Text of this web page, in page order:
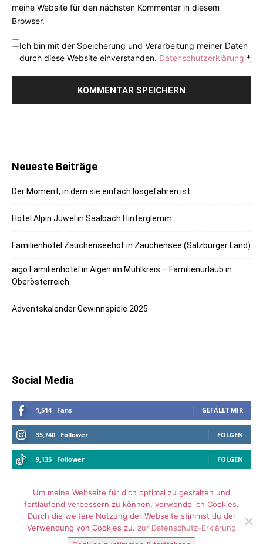
meine Website für den nächsten Kommentar in diesem
Browser.
Ich bin mit der Speicherung und Verarbeitung meiner Daten
durch diese Website einverstanden. Datenschutzerklärung *
Neueste Beiträge
Der Moment, in dem sie einfach losgefahren ist
Hotel Alpin Juwel in Saalbach Hinterglemm
Familienhotel Zauchenseehof in Zauchensee (Salzburger Land)
aigo Familienhotel in Aigen im Mühlkreis – Familienurlaub in
Oberösterreich
Adventskalender Gewinnspiele 2025
Social Media
1,514 Fans GEFÄLLT MIR
35,740 Follower FOLGEN
9,135 Follower FOLGEN
Impressum Datenschutz
Archiv
Media Kit – Influencer Kooperation
Kontaktformular
Um meine Webseite für dich optimal zu gestalten und
fortlaufend verbessern zu können, verwende ich Cookies.
Durch die weitere Nutzung der Webseite stimmst du der
Verwendung von Cookies zu. zur Datenschutz-Erklärung